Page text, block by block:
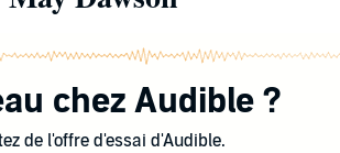
chez Audible ?
de l'offre d'essai d'Audible.